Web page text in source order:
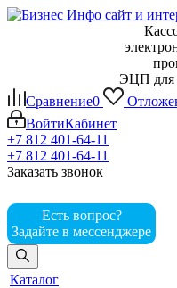
ЭЦП для
Сравнение0
ВойтиКабинет
+7 812 401-64-11
+7 812 401-64-11
Заказать звонок
Есть вопрос?
Задайте в мессенджере
Каталог